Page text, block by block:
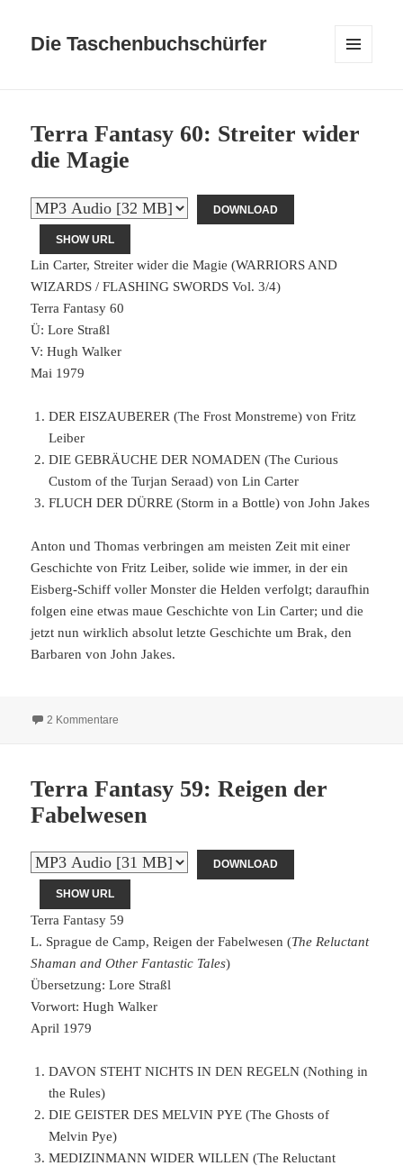
Die Taschenbuchschürfer
Terra Fantasy 60: Streiter wider
die Magie
DOWNLOAD
SHOW URL
Lin Carter, Streiter wider die Magie (WARRIORS AND
WIZARDS / FLASHING SWORDS Vol. 3/4)
Terra Fantasy 60
Ü: Lore Straßl
V: Hugh Walker
Mai 1979
DER EISZAUBERER (The Frost Monstreme) von Fritz
Leiber
DIE GEBRÄUCHE DER NOMADEN (The Curious
Custom of the Turjan Seraad) von Lin Carter
FLUCH DER DÜRRE (Storm in a Bottle) von John Jakes
Anton und Thomas verbringen am meisten Zeit mit einer
Geschichte von Fritz Leiber, solide wie immer, in der ein
Eisberg-Schiff voller Monster die Helden verfolgt; daraufhin
folgen eine etwas maue Geschichte von Lin Carter; und die
jetzt nun wirklich absolut letzte Geschichte um Brak, den
Barbaren von John Jakes.
2 Kommentare
Terra Fantasy 59: Reigen der
Fabelwesen
DOWNLOAD
SHOW URL
Terra Fantasy 59
L. Sprague de Camp, Reigen der Fabelwesen (The Reluctant
Shaman and Other Fantastic Tales)
Übersetzung: Lore Straßl
Vorwort: Hugh Walker
April 1979
DAVON STEHT NICHTS IN DEN REGELN (Nothing in
the Rules)
DIE GEISTER DES MELVIN PYE (The Ghosts of
Melvin Pye)
MEDIZINMANN WIDER WILLEN (The Reluctant